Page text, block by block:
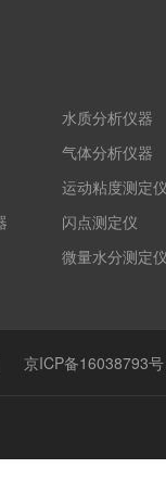
水质分析仪器
气体分析仪器
运动粘度测定
闪点测定仪
微量水分测定
京ICP备16038793号